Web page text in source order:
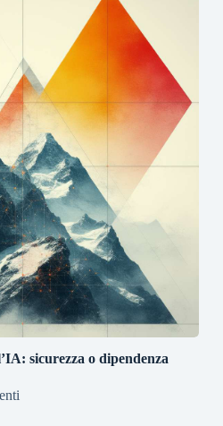
sicurezza o dipendenza